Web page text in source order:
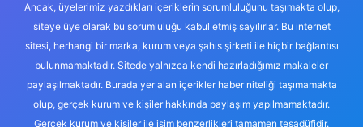
Ancak, üyelerimiz yazdıkları içeriklerin sorumluluğunu taşımakta olup,
siteye üye olarak bu sorumluluğu kabul etmiş sayılırlar. Bu internet
sitesi, herhangi bir marka, kurum veya şahıs şirketi ile hiçbir bağlantısı
bulunmamaktadır. Sitede yalnızca kendi hazırladığımız makaleler
paylaşılmaktadır. Burada yer alan içerikler haber niteliği taşımamakta
olup, gerçek kurum ve kişiler hakkında paylaşım yapılmamaktadır.
Gerçek kurum ve kişiler ile isim benzerlikleri tamamen tesadüfidir.